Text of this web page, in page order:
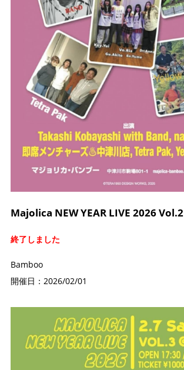
Majolica NEW YEAR LIVE 2026 Vol.2
終了しました
Bamboo
開催日：2026/02/01